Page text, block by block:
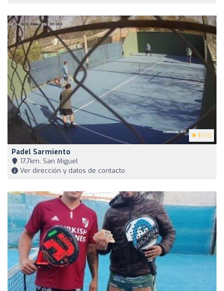
5 (13)
Padel Sarmiento
17,7km, San Miguel
Ver dirección y datos de contacto